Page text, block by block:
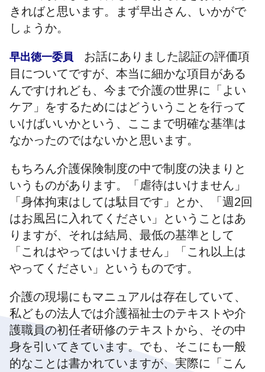
きればと思います。まず早出さん、いかがで
しょうか。
早出徳一委員 お話にありました認証の評価項
目についてですが、本当に細かな項目がある
んですけれども、今まで介護の世界に「よい
ケア」をするためにはどういうことを行って
いけばいいかという、ここまで明確な基準は
なかったのではないかと思います。
もちろん介護保険制度の中で制度の決まりと
いうものがあります。「虐待はいけません」
「身体拘束はしては駄目です」とか、「週2回
はお風呂に入れてください」ということはあ
りますが、それは結局、最低の基準として
「これはやってはいけません」「これ以上は
やってください」というものです。
介護の現場にもマニュアルは存在していて、
私どもの法人では介護福祉士のテキストや介
護職員の初任者研修のテキストから、その中
身を引いてきています。でも、そこにも一般
的なことは書かれていますが、実際に「こん